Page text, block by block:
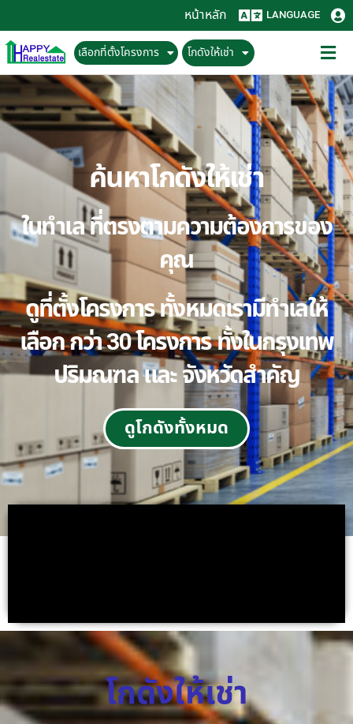
หน้าหลัก LANGUAGE
เลือกที่ตั้งโครงการ โกดังให้เช่า
ค้นหาโกดังให้เช่า
ในทำเล ที่ตรงตามความต้องการของ
คุณ
ดูที่ตั้งโครงการ ทั้งหมดเรามีทำเลให้
เลือก กว่า 30 โครงการ ทั้งในกรุงเทพ
ปริมณฑล และ จังหวัดสำคัญ
ดูโกดังทั้งหมด
โกดังให้เช่า